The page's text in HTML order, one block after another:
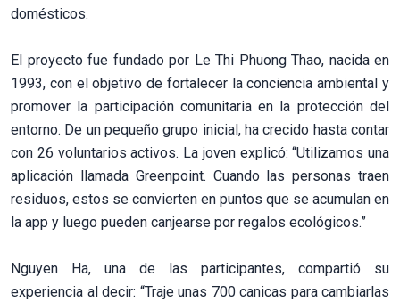
domésticos.
El proyecto fue fundado por Le Thi Phuong Thao, nacida en
1993, con el objetivo de fortalecer la conciencia ambiental y
promover la participación comunitaria en la protección del
entorno. De un pequeño grupo inicial, ha crecido hasta contar
con 26 voluntarios activos. La joven explicó: “Utilizamos una
aplicación llamada Greenpoint. Cuando las personas traen
residuos, estos se convierten en puntos que se acumulan en
la app y luego pueden canjearse por regalos ecológicos.”
Nguyen Ha, una de las participantes, compartió su
experiencia al decir: “Traje unas 700 canicas para cambiarlas